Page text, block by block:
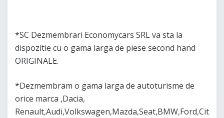
*SC Dezmembrari Economycars SRL va sta la
dispozitie cu o gama larga de piese second hand
ORIGINALE.
*Dezmembram o gama larga de autoturisme de
orice marca ,Dacia,
Renault,Audi,Volkswagen,Mazda,Seat,BMW,Ford,Cit